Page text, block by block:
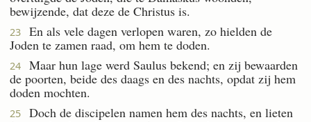
bewijzende, dat deze de Christus is.
23
En als vele dagen verlopen waren, zo hielden de
Joden te zamen raad, om hem te doden.
24
Maar hun lage werd Saulus bekend; en zij bewaarden
de poorten, beide des daags en des nachts, opdat zij hem
doden mochten.
25
Doch de discipelen namen hem des nachts, en lieten